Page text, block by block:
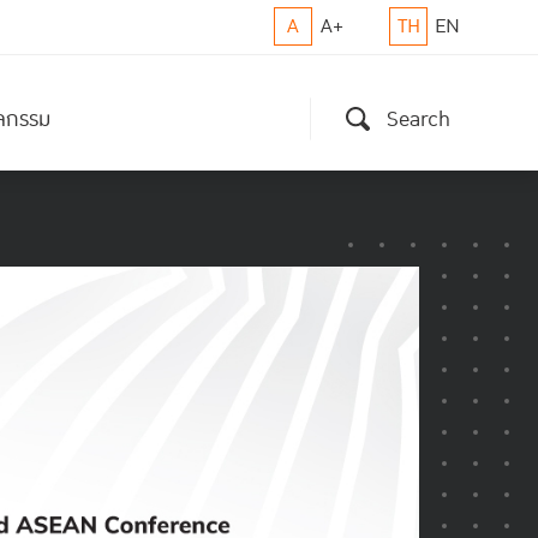
A A+ TH EN
รรม Search